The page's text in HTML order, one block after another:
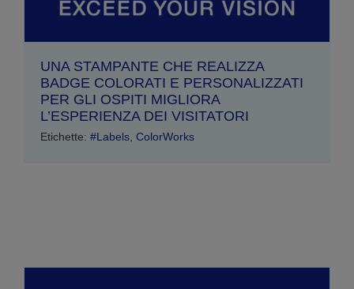
UNA STAMPANTE CHE REALIZZA
BADGE COLORATI E PERSONALIZZATI
PER GLI OSPITI MIGLIORA
L’ESPERIENZA DEI VISITATORI
Etichette: #Labels ColorWorks